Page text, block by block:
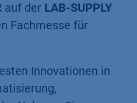
auf der LAB-SUPPLY
Fachmesse für
Innovationen in